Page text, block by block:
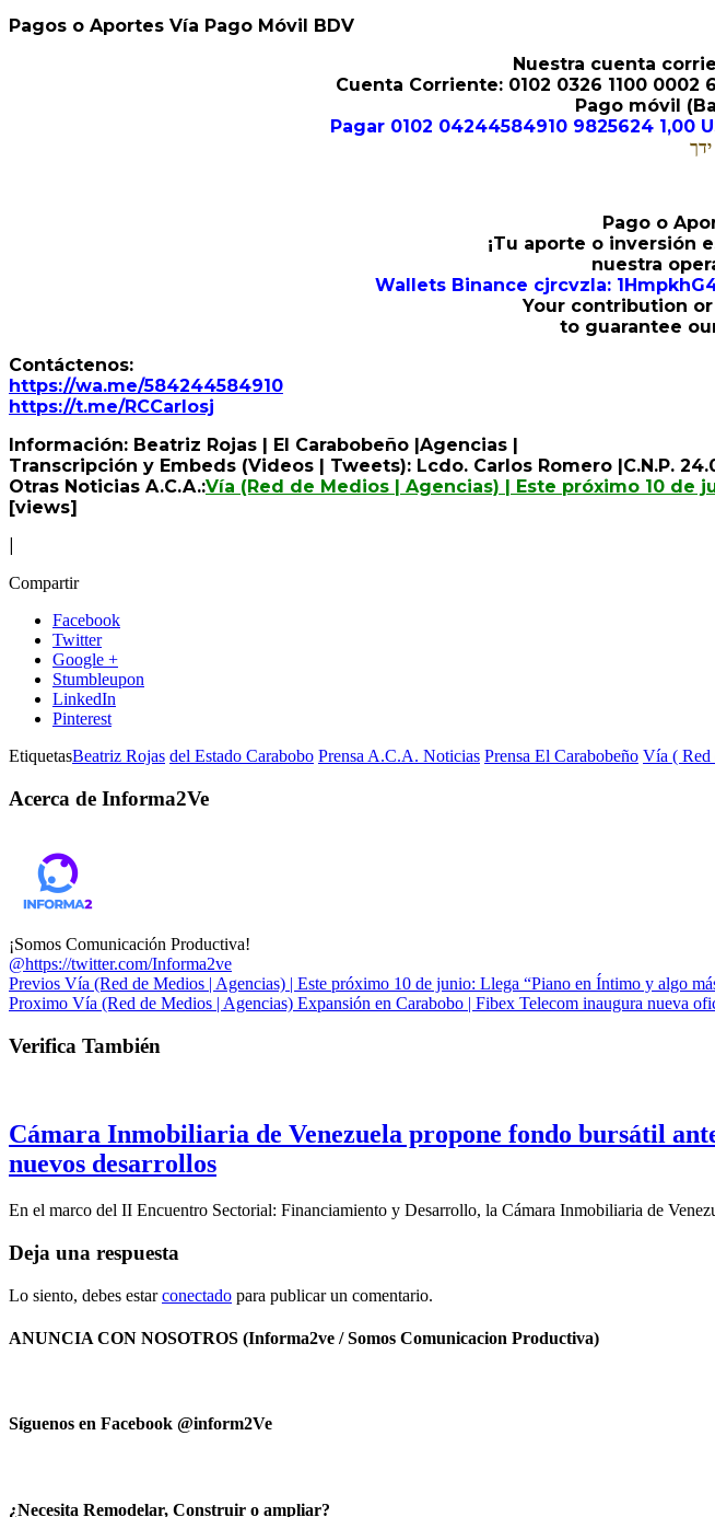
Pagos o Aportes Vía Pago Móvil BDV
Nuestra cuenta
Cuenta Corriente: 0102 0326 1100
Pago móvil
Pagar 0102 04244584910 9825624 1,00
Pago o
¡Tu aporte o inversión
nuestra
Wallets Binance cjrcvzla:
Your contribution
to guarantee
Contáctenos:
https://wa.me/584244584910
https://t.me/RCCarlosj
Información: Beatriz Rojas | El Carabobeño |Agencias |
Transcripción y Embeds (Videos | Tweets): Lcdo. Carlos Romero |C.N.P.
Otras Noticias A.C.A.:Vía (Red de Medios | Agencias) | Este próximo 10 de
[views]
Compartir
Facebook
Twitter
Google +
Stumbleupon
LinkedIn
Pinterest
EtiquetasBeatriz Rojas del Estado Carabobo Prensa A.C.A. Noticias Prensa El Carabobeño Vía ( Red
Acerca de Informa2Ve
¡Somos Comunicación Productiva!
@https://twitter.com/Informa2ve
Previos Vía (Red de Medios | Agencias) | Este próximo 10 de junio: Llega “Piano en Íntimo y algo
Proximo Vía (Red de Medios | Agencias) Expansión en Carabobo | Fibex Telecom inaugura nueva
Verifica También
Cámara Inmobiliaria de Venezuela propone fondo bursátil
nuevos desarrollos
En el marco del II Encuentro Sectorial: Financiamiento y Desarrollo, la Cámara Inmobiliaria de
Deja una respuesta
Lo siento, debes estarconectado para publicar un comentario.
ANUNCIA CON NOSOTROS (Informa2ve / Somos Comunicacion Productiva)
Síguenos en Facebook @inform2Ve
¿Necesita Remodelar, Construir o ampliar?